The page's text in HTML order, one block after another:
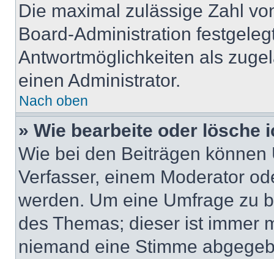
Die maximal zulässige Zahl
Board-Administration
Antwortmöglichkeiten als
einen Administrator.
Nach oben
» Wie bearbeite oder lösche
Wie bei den Beiträgen
Verfasser, einem Moderator
werden. Um eine Umfrage zu
des Themas; dieser ist immer
niemand eine Stimme